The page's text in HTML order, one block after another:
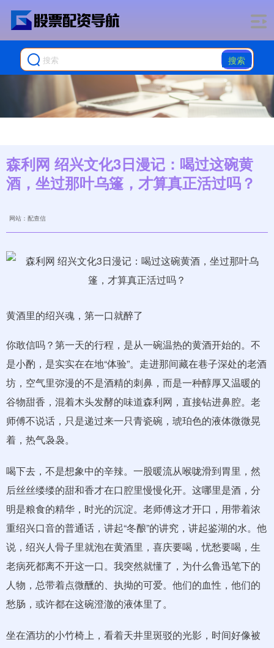
搜索
森利网 绍兴文化3日漫记：喝过这碗黄
酒，坐过那叶乌篷，才算真正活过吗？
网站：配查信
黄酒里的绍兴魂，第一口就醉了
你敢信吗？第一天的行程，是从一碗温热的黄酒开始的。不
是小酌，是实实在在地“体验”。走进那间藏在巷子深处的老酒
坊，空气里弥漫的不是酒精的刺鼻，而是一种醇厚又温暖的
谷物甜香，混着木头发酵的味道森利网，直接钻进鼻腔。老
师傅不说话，只是递过来一只青瓷碗，琥珀色的液体微微晃
着，热气袅袅。
喝下去，不是想象中的辛辣。一股暖流从喉咙滑到胃里，然
后丝丝缕缕的甜和香才在口腔里慢慢化开。这哪里是酒，分
明是粮食的精华，时光的沉淀。老师傅这才开口，用带着浓
重绍兴口音的普通话，讲起“冬酿”的讲究，讲起鉴湖的水。他
说，绍兴人骨子里就泡在黄酒里，喜庆要喝，忧愁要喝，生
老病死都离不开这一口。我突然就懂了，为什么鲁迅笔下的
人物，总带着点微醺的、执拗的可爱。他们的血性，他们的
愁肠，或许都在这碗澄澈的液体里了。
坐在酒坊的小竹椅上，看着天井里斑驳的光影，时间好像被